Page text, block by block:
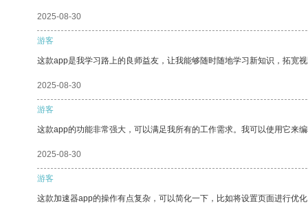
2025-08-30
游客
这款app是我学习路上的良师益友，让我能够随时随地学习新知识，拓宽
2025-08-30
游客
这款app的功能非常强大，可以满足我所有的工作需求。我可以使用它来
2025-08-30
游客
这款加速器app的操作有点复杂，可以简化一下，比如将设置页面进行优